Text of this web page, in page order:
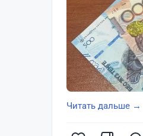
Читать дальше →